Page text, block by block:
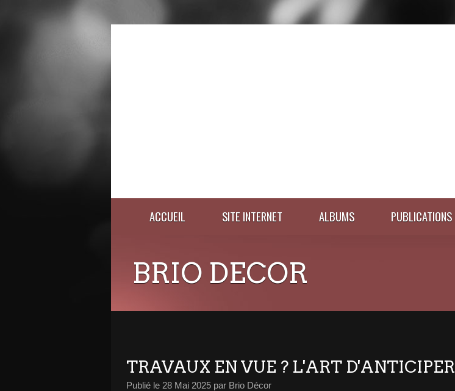
ACCUEIL SITE INTERNET ALBUMS PUBLICATIONS
BRIO DECOR
TRAVAUX EN VUE ? L'ART D'ANTICIPER
Publié le 28 Mai 2025 par Brio Décor